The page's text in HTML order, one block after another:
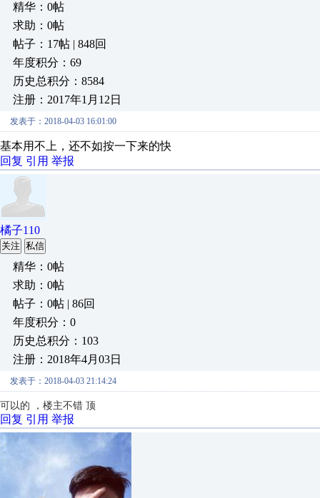
精华：0帖
求助：0帖
帖子：17帖 | 848回
年度积分：69
历史总积分：8584
注册：2017年1月12日
发表于：2018-04-03 16:01:00
基本用不上，还不如按一下来的快
回复 引用 举报
橘子110
关注 私信
精华：0帖
求助：0帖
帖子：0帖 | 86回
年度积分：0
历史总积分：103
注册：2018年4月03日
发表于：2018-04-03 21:14:24
可以的 ，楼主不错 顶
回复 引用 举报